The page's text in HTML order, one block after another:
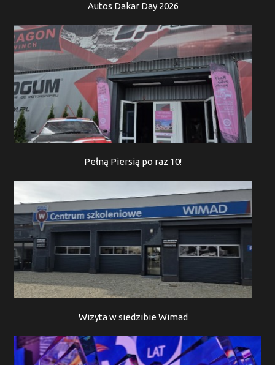
Autos Dakar Day 2026
Pełną Piersią po raz 10!
Wizyta w siedzibie Wimad